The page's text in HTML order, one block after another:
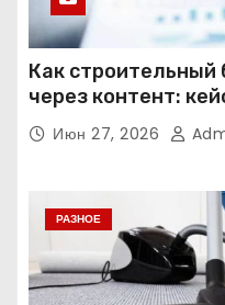
Как строительный
через контент:
Июн 27, 2026
РАЗНОЕ